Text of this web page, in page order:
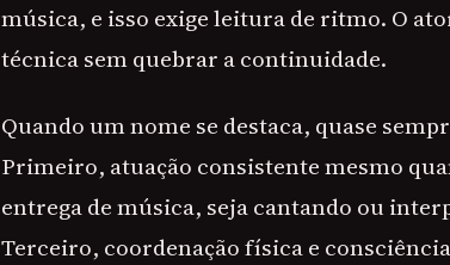
música, e isso exige leitura de ritmo. O
técnica sem quebrar a continuidade.
Quando um nome se destaca, quase
Primeiro, atuação consistente mesmo
entrega de música, seja cantando ou
Terceiro, coordenação física e